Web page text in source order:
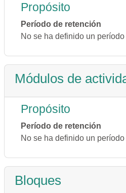
Propósito
Período de retención
No se ha definido un
Módulos de
Propósito
Período de retención
No se ha definido un
Bloques